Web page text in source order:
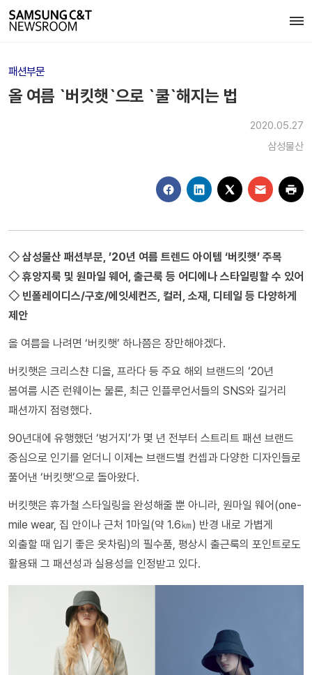
패션부문
올 여름 `버킷햇`으로 `쿨`해지는 법
2020.05.27
삼성물산
◇ 삼성물산 패션부문, ’20년 여름 트렌드 아이템 ‘버킷햇’ 주목
◇ 휴양지룩 및 원마일 웨어, 출근룩 등 어디에나 스타일링할 수 있어
◇ 빈폴레이디스/구호/에잇세컨즈, 컬러, 소재, 디테일 등 다양하게
제안
올 여름을 나려면 ‘버킷햇’ 하나쯤은 장만해야겠다.
버킷햇은 크리스챤 디올, 프라다 등 주요 해외 브랜드의 ‘20년
봄여름 시즌 런웨이는 물론, 최근 인플루언서들의 SNS와 길거리
패션까지 점령했다.
90년대에 유행했던 ‘벙거지’가 몇 년 전부터 스트리트 패션 브랜드
중심으로 인기를 얻더니 이제는 브랜드별 컨셉과 다양한 디자인들로
풀어낸 ‘버킷햇’으로 돌아왔다.
버킷햇은 휴가철 스타일링을 완성해줄 뿐 아니라, 원마일 웨어(one-
mile wear, 집 안이나 근처 1마일(약 1.6㎞) 반경 내로 가볍게
외출할 때 입기 좋은 옷차림)의 필수품, 평상시 출근룩의 포인트로도
활용돼 그 패션성과 실용성을 인정받고 있다.